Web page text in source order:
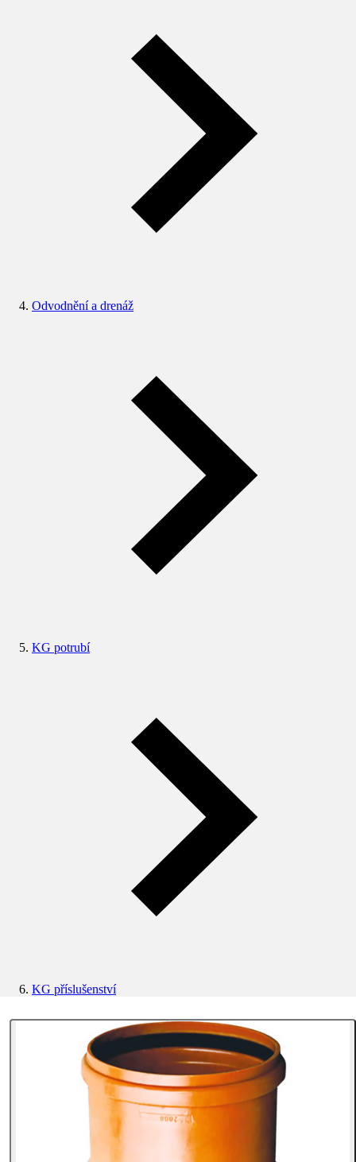
Odvodnění a drenáž
KG potrubí
KG příslušenství